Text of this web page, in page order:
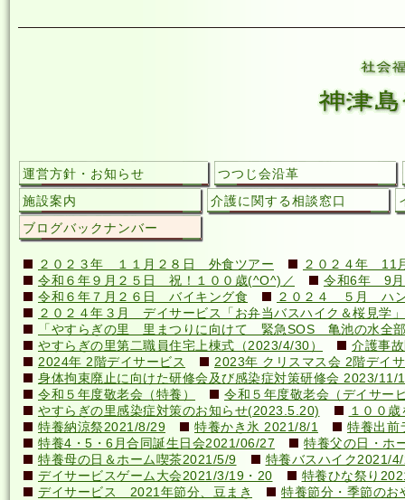
運営方針・お知らせ
つつじ会沿革
施設案内
介護に関する相談窓口
ブログバックナンバー
２０２３年 １１月２８日 外食ツアー
２０２４年 11
令和６年９月２５日 祝！１００歳(^O^)／
令和6年 9
令和６年７月２６日 バイキング食
２０２４ ５月 ハ
２０２４年３月 デイサービス「お弁当バスハイク＆桜見学」
「やすらぎの里 里まつりに向けて 緊急SOS 亀池の水全
やすらぎの里第二職員住宅上棟式（2023/4/30）
介護事
2024年 2階デイサービス
2023年 クリスマス会 2階デイ
身体拘束廃止に向けた研修会及び感染症対策研修会 2023/11/
令和５年度敬老会（特養）
令和５年度敬老会（デイサー
やすらぎの里感染症対策のお知らせ(2023.5.20)
１００
特養納涼祭2021/8/29
特養かき氷 2021/8/1
特養出前
特養4・5・6月合同誕生日会2021/06/27
特養父の日・ホ
特養母の日＆ホーム喫茶2021/5/9
特養バスハイク2021/
デイサービスゲーム大会2021/3/19・20
特養ひな祭り
デイサービス 2021年節分、豆まき
特養節分・季節の